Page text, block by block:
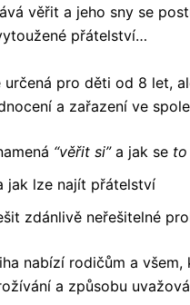
věřit a jeho sny se
přátelství…
určená pro děti od 8 let,
a zařazení ve
“věřit si”a jak se to
jak lze najít přátelství
zdánlivě neřešitelné
nabízí rodičům a
a způsobu